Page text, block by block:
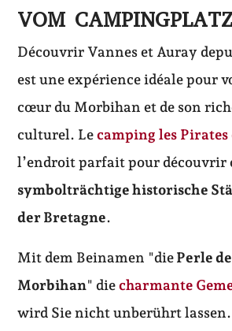
VOM
Découvrir Vannes et Auray
est une expérience idéale pour
cœur du Morbihan et de son
culturel. Lecamping les Pirates
l’endroit parfait pour découvrir
symbolträchtige historische
der Bretagne.
Mit dem Beinamen "diePerle
Morbihan" diecharmante
wird Sie nicht unberührt